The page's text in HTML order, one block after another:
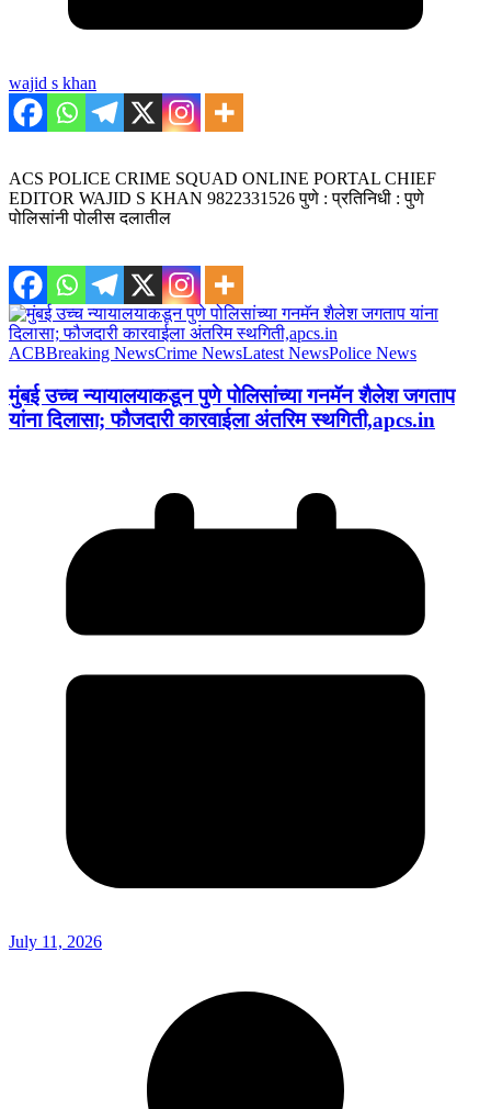
wajid s khan
ACS POLICE CRIME SQUAD ONLINE PORTAL CHIEF
EDITOR WAJID S KHAN 9822331526 पुणे : प्रतिनिधी : पुणे
पोलिसांनी पोलीस दलातील
ACBBreaking NewsCrime NewsLatest NewsPolice News
मुंबई उच्च न्यायालयाकडून पुणे पोलिसांच्या गनमॅन शैलेश जगताप
यांना दिलासा; फौजदारी कारवाईला अंतरिम स्थगिती,apcs.in
July 11, 2026